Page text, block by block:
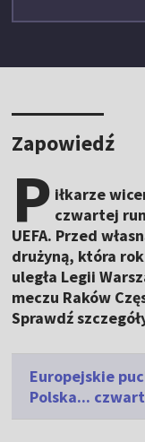
Zapowiedź
P iłkarze
czwartej
UEFA. Przed
drużyną, która
uległa Legii
meczu Raków
Sprawdź
Europejskie
Polska...